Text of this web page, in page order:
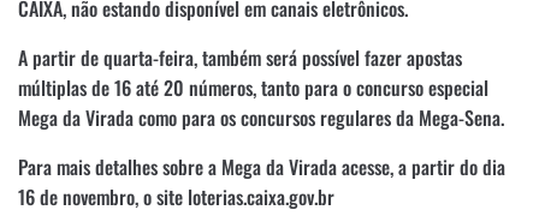
CAIXA, não estando disponível em canais eletrônicos.
A partir de quarta-feira, também será possível fazer apostas
múltiplas de 16 até 20 números, tanto para o concurso especial
Mega da Virada como para os concursos regulares da Mega-Sena.
Para mais detalhes sobre a Mega da Virada acesse, a partir do dia
16 de novembro, o site loterias.caixa.gov.br